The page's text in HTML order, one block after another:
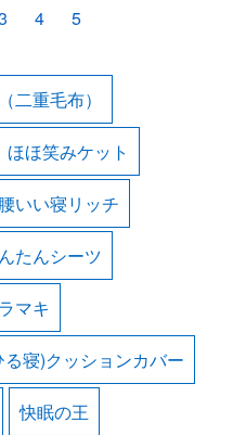
4 5
二重毛布）
ほほ笑みケット
腰いい寝リッチ
たんシーツ
マキ
る寝)クッションカバー
快眠の王